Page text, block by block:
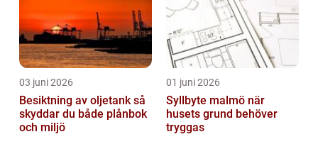
03 juni 2026
Besiktning av oljetank så
skyddar du både plånbok
och miljö
01 juni 2026
Syllbyte malmö när
husets grund behöver
tryggas